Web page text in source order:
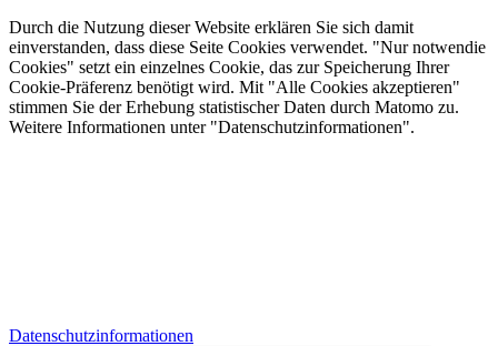
Durch die Nutzung dieser Website erklären Sie sich damit
einverstanden, dass diese Seite Cookies verwendet. "Nur notwendie
Cookies" setzt ein einzelnes Cookie, das zur Speicherung Ihrer
Cookie-Präferenz benötigt wird. Mit "Alle Cookies akzeptieren"
stimmen Sie der Erhebung statistischer Daten durch Matomo zu.
Weitere Informationen unter "Datenschutzinformationen".
Datenschutzinformationen